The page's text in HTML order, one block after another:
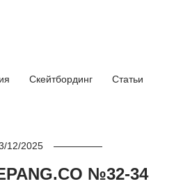
Скейтбординг Статьи
12/2025
№32-34